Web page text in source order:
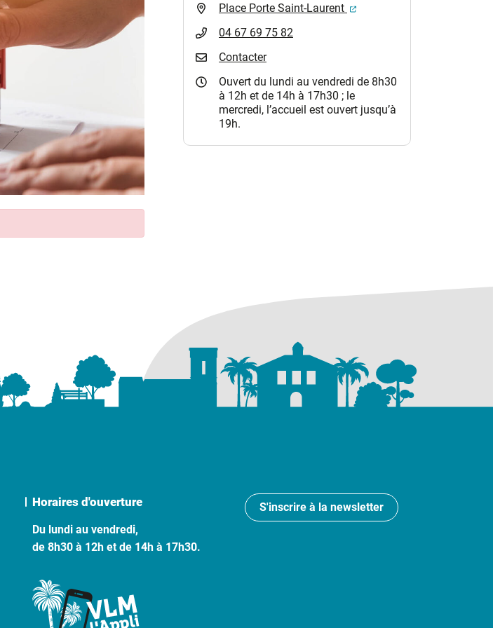
Place Porte Saint-Laurent
(ouverture dans un nouvel
04 67 69 75 82
Contacter
Ouvert du lundi au vendredi de 8h30
à 12h et de 14h à 17h30 ; le
mercredi, l’accueil est ouvert jusqu’à
19h.
Horaires d'ouverture
Du lundi au vendredi,
de 8h30 à 12h et de 14h à 17h30.
S'inscrire à la newsletter